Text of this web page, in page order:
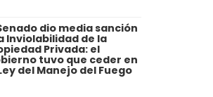
dio media sanción
Inviolabilidad de la
Privada: el
tuvo que ceder en
del Manejo del Fuego